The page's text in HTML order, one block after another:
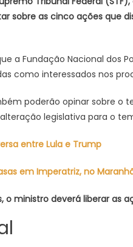
da
marco
sobre as cinco ações que
a Fundação Nacional dos
como interessados nos
poderão opinar sobre o
legislativa para o
entre Lula e Trump
em Imperatriz, no
o ministro deverá liberar as